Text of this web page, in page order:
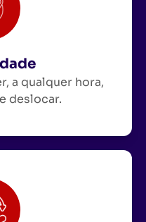
a qualquer hora,
deslocar.